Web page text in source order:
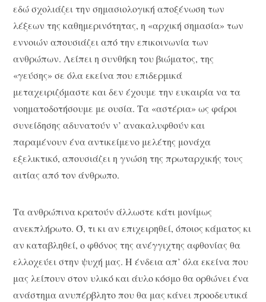
εδώ σχολιάζει την σημασιολογική αποξένωση των
λέξεων της καθημερινότητας, η «αρχική σημασία» των
εννοιών απουσιάζει από την επικοινωνία των
ανθρώπων. Λείπει η συνθήκη του βιώματος, της
«γεύσης» σε όλα εκείνα που επιδερμικά
μεταχειριζόμαστε και δεν έχουμε την ευκαιρία να τα
νοηματοδοτήσουμε με ουσία. Τα «αστέρια» ως φάροι
συνείδησης αδυνατούν ν’ ανακαλυφθούν και
παραμένουν ένα αντικείμενο μελέτης μονάχα
εξελικτικό, απουσιάζει η γνώση της πρωταρχικής τους
αιτίας από τον άνθρωπο.
Τα ανθρώπινα κρατούν άλλωστε κάτι μονίμως
ανεκπλήρωτο. Ό, τι κι αν επιχειρηθεί, όποιος κάματος κι
αν καταβληθεί, ο φθόνος της ανέγγιχτης αφθονίας θα
ελλοχεύει στην ψυχή μας. Η ένδεια απ’ όλα εκείνα που
μας λείπουν στον υλικό και άυλο κόσμο θα ορθώνει ένα
ανάστημα ανυπέρβλητο που θα μας κάνει προοδευτικά